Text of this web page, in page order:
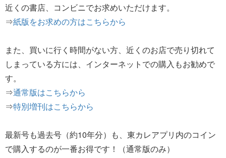
近くの書店、コンビニでお求めいただけます。
⇒紙版をお求めの方はこちらから
また、買いに行く時間がない方、近くのお店で売り切れて
しまっている方には、インターネットでの購入もお勧めで
す。
⇒通常版はこちらから
⇒特別増刊はこちらから
最新号も過去号（約10年分）も、東カレアプリ内のコイン
で購入するのが一番お得です！（通常版のみ）